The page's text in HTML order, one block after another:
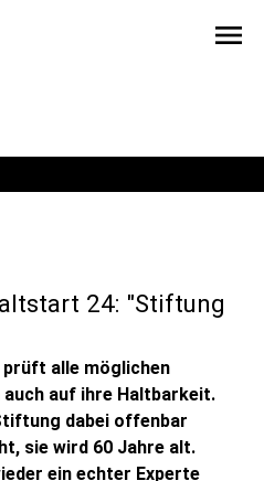
menu
24: "Stiftung
alle möglichen
auf ihre Haltbarkeit.
dabei offenbar
sie wird 60 Jahre alt.
ein echter Experte